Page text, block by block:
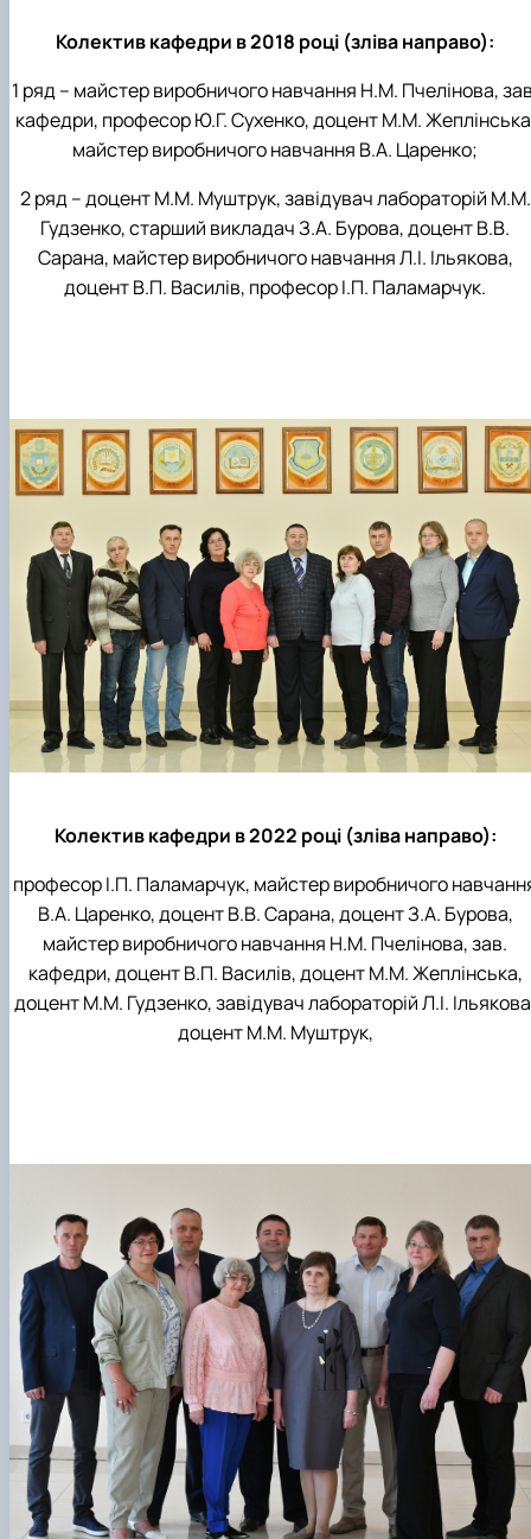
Колектив кафедри в 2018 році (зліва направо):
1 ряд – майстер виробничого навчання Н.М. Пчелінова,
кафедри, професор Ю.Г. Сухенко, доцент М.М.
майстер виробничого навчання В.А. Царенко;
2 ряд – доцент М.М. Муштрук, завідувач лабораторій М.М.
Гудзенко, старший викладач З.А. Бурова, доцент В.В.
Сарана, майстер виробничого навчання Л.І. Ільякова,
доцент В.П. Василів, професор І.П. Паламарчук.
Колектив кафедри в 2022 році (зліва направо):
професор І.П. Паламарчук, майстер виробничого
В.А. Царенко, доцент В.В. Сарана, доцент З.А. Бурова,
майстер виробничого навчання Н.М. Пчелінова, зав.
кафедри, доцент В.П. Василів, доцент М.М. Жеплінська,
доцент М.М. Гудзенко, завідувач лабораторій Л.І.
доцент М.М. Муштрук,